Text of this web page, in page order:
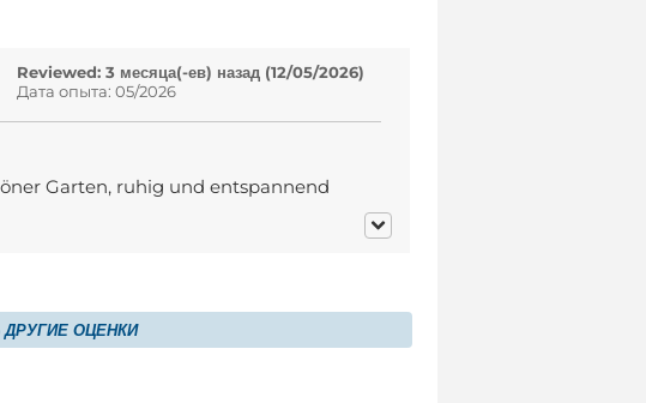
Reviewed: 3 месяца(-ев) назад (12/05/2026)
Дата опыта: 05/2026
Garten, ruhig und entspannend
ОЦЕНКИ